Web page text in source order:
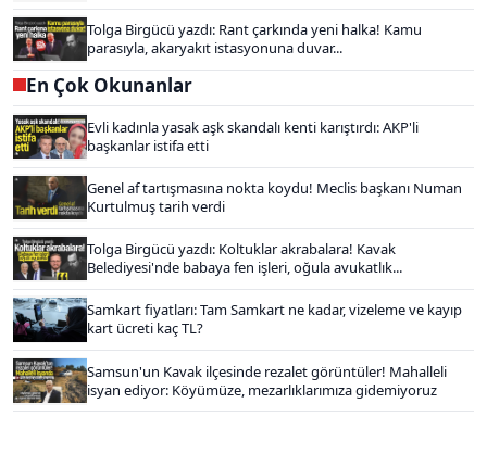
Tolga Birgücü yazdı: Rant çarkında yeni halka! Kamu
parasıyla, akaryakıt istasyonuna duvar...
En Çok Okunanlar
Evli kadınla yasak aşk skandalı kenti karıştırdı: AKP'li
başkanlar istifa etti
Genel af tartışmasına nokta koydu! Meclis başkanı Numan
Kurtulmuş tarih verdi
Tolga Birgücü yazdı: Koltuklar akrabalara! Kavak
Belediyesi'nde babaya fen işleri, oğula avukatlık...
Samkart fiyatları: Tam Samkart ne kadar, vizeleme ve kayıp
kart ücreti kaç TL?
Samsun'un Kavak ilçesinde rezalet görüntüler! Mahalleli
isyan ediyor: Köyümüze, mezarlıklarımıza gidemiyoruz